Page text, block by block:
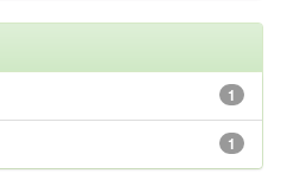
1
1